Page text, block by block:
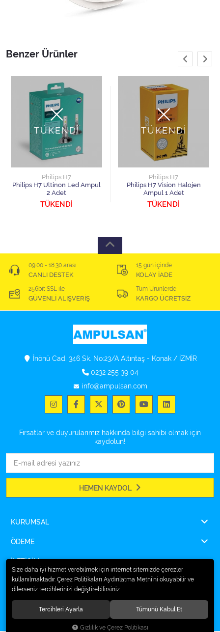
Benzer Ürünler
TÜKENDİ
Philips H7
Philips H7 Ultinon Led Ampul
2 Adet
TÜKENDİ
TÜKENDİ
Philips H7
Philips H7 Vision Halojen
Ampul 1 Adet
TÜKENDİ
09:00 - 18:30 arası
CANLI DESTEK
15 gün içinde
KOLAY İADE
256bit SSL ile
GÜVENLİ ALIŞVERİŞ
Tüm Ürünlerde
KARGO ÜCRETSİZ
İnönü Cad. 346 Sk. No:23/A Altıntaş - Konak / İZMİR
0232 255 39 04
info@ampulsan.com
Fırsatlar ve duyurularımız hakkında bilgi sahibi olmak için
kaydolun!
HEMEN KAYDOL
KURUMSAL
ÖDEME
İLETİŞİM
© 2026Ampulsan®. Tüm hakları saklıdır.
Size daha iyi hizmet verebilmek için internet sitemizde çerezler
kullanılmaktadır. Çerez Politikaları Aydınlatma Metni’ni okuyabilir ve
dilerseniz tercihlerinizi değiştirebilirsiniz.
Tercihleri Ayarla Tümünü Kabul Et
Gizlilik ve Çerez Politikası